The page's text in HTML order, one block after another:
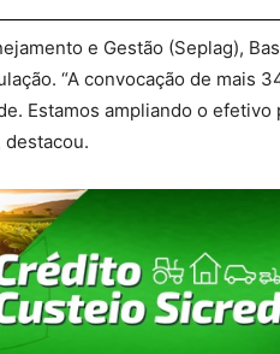
e Gestão (Seplag),
“A convocação de mais
Estamos ampliando o
destacou.